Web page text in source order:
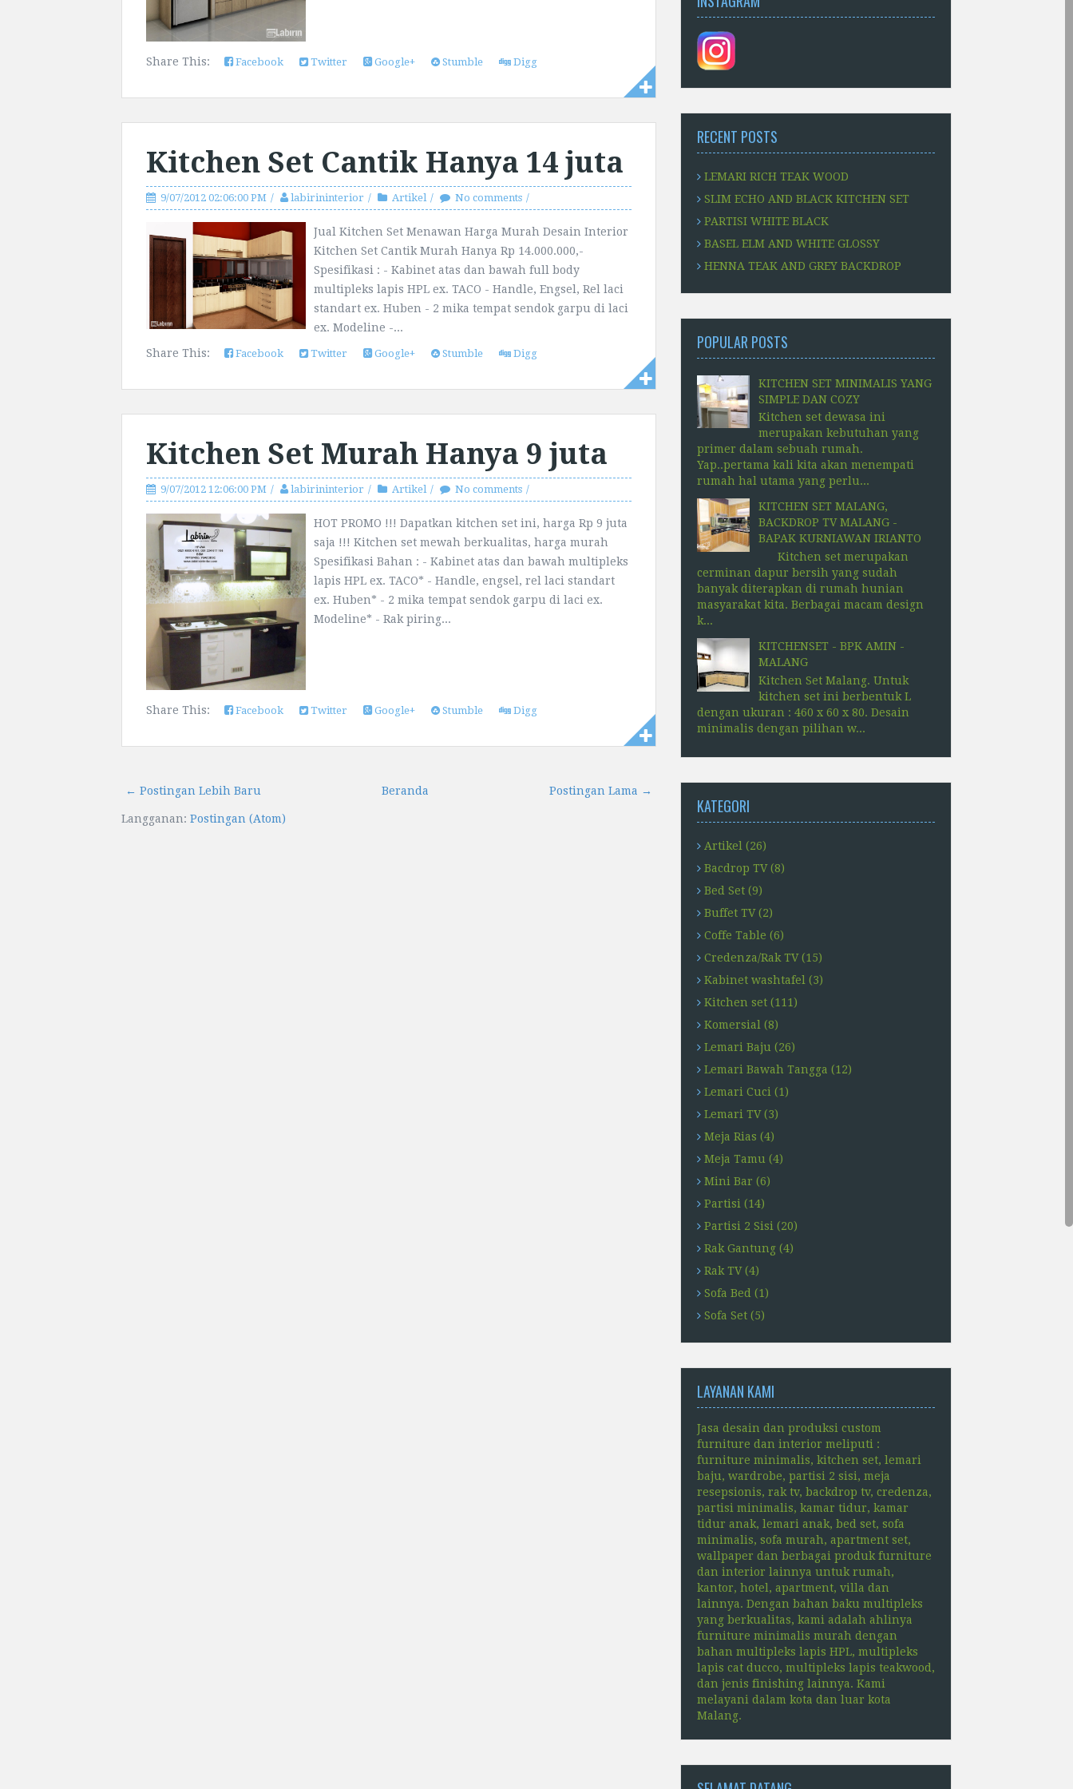
Share This: Facebook Twitter Google+ Stumble Digg
Kitchen Set Cantik Hanya 14 juta
9/07/2012 02:06:00 PM labirininterior Artikel No comments
Jual Kitchen Set Menawan Harga Murah Desain Interior
Kitchen Set Cantik Murah Hanya Rp 14.000.000,-
Spesifikasi : - Kabinet atas dan bawah full body
multipleks lapis HPL ex. TACO - Handle, Engsel, Rel laci
standart ex. Huben - 2 mika tempat sendok garpu di laci
ex. Modeline -...
Share This:
Facebook Twitter Google+ Stumble Digg
Kitchen Set Murah Hanya 9 juta
9/07/2012 12:06:00 PM labirininterior Artikel No comments
HOT PROMO !!! Dapatkan kitchen set ini, harga Rp 9 juta
saja !!! Kitchen set mewah berkualitas, harga murah
Spesifikasi Bahan : - Kabinet atas dan bawah multipleks
lapis HPL ex. TACO* - Handle, engsel, rel laci standart
ex. Huben* - 2 mika tempat sendok garpu di laci ex.
Modeline* - Rak piring...
Share This: Facebook Twitter Google+ Stumble Digg
← Postingan Lebih Baru Postingan Lama →
Beranda
Langganan: Postingan (Atom)
RECENT POSTS
LEMARI RICH TEAK WOOD
SLIM ECHO AND BLACK KITCHEN SET
PARTISI WHITE BLACK
BASEL ELM AND WHITE GLOSSY
HENNA TEAK AND GREY BACKDROP
POPULAR POSTS
KITCHEN SET MINIMALIS YANG
SIMPLE DAN COZY
Kitchen set dewasa ini
merupakan kebutuhan yang
primer dalam sebuah rumah.
Yap..pertama kali kita akan menempati
rumah hal utama yang perlu...
KITCHEN SET MALANG,
BACKDROP TV MALANG -
BAPAK KURNIAWAN IRIANTO
Kitchen set merupakan
cerminan dapur bersih yang sudah
banyak diterapkan di rumah hunian
masyarakat kita. Berbagai macam design
k...
KITCHENSET - BPK AMIN -
MALANG
Kitchen Set Malang. Untuk
kitchen set ini berbentuk L
dengan ukuran : 460 x 60 x 80. Desain
minimalis dengan pilihan w...
KATEGORI
Artikel (26)
Bacdrop TV (8)
Bed Set (9)
Buffet TV (2)
Coffe Table (6)
Credenza/Rak TV (15)
Kabinet washtafel (3)
Kitchen set (111)
Komersial (8)
Lemari Baju (26)
Lemari Bawah Tangga (12)
Lemari Cuci (1)
Lemari TV (3)
Meja Rias (4)
Meja Tamu (4)
Mini Bar (6)
Partisi (14)
Partisi 2 Sisi (20)
Rak Gantung (4)
Rak TV (4)
Sofa Bed (1)
Sofa Set (5)
LAYANAN KAMI
Jasa desain dan produksi custom
furniture dan interior meliputi :
furniture minimalis, kitchen set, lemari
baju, wardrobe, partisi 2 sisi, meja
resepsionis, rak tv, backdrop tv, credenza,
partisi minimalis, kamar tidur, kamar
tidur anak, lemari anak, bed set, sofa
minimalis, sofa murah, apartment set,
wallpaper dan berbagai produk furniture
dan interior lainnya untuk rumah,
kantor, hotel, apartment, villa dan
lainnya. Dengan bahan baku multipleks
yang berkualitas, kami adalah ahlinya
furniture minimalis murah dengan
bahan multipleks lapis HPL, multipleks
lapis cat ducco, multipleks lapis teakwood,
dan jenis finishing lainnya. Kami
melayani dalam kota dan luar kota
Malang.